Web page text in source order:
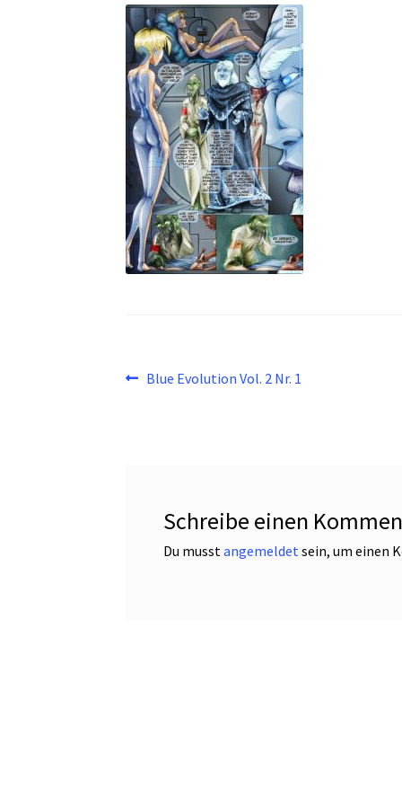
Beitragsnavigation
Vorheriger
Blue Evolution Vol. 2 Nr. 1
Schreibe einen
Du musst angemeldet sein, um einen